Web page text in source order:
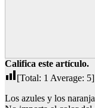
Califica este artículo.
[Total: 1 Average: 5]
Los azules y los